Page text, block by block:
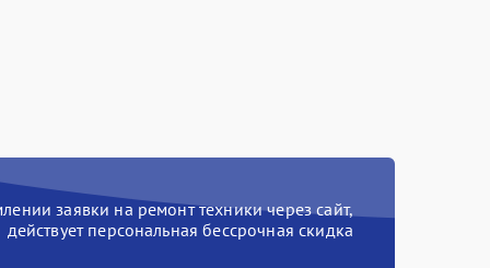
заявки на ремонт техники через сайт,
действует персональная бессрочная скидка